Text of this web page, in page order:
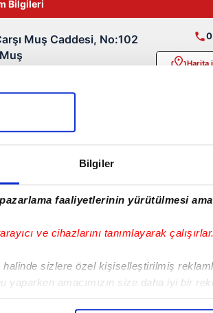
Bilgiler
faaliyetlerinin yürütülmesi
ve cihazlarını tanımlayarak çalışırlar.
sizlere özel kişiselleştirilmiş
yaparken amacımızın size daha iyi bir
gelen çabayı gösterdiğimizi ve
Bilgileri
Muş Caddesi, No:102
Harita
Yüzde Hesaplama
Yasin Suresi